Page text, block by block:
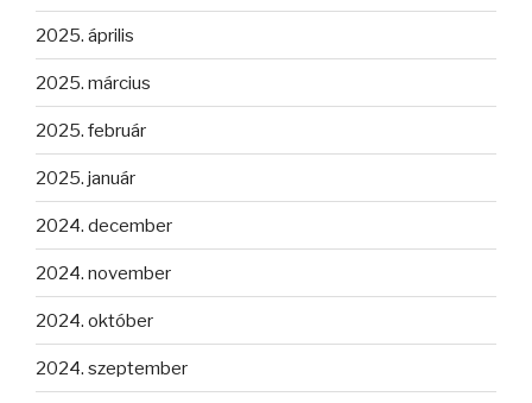
2025. április
2025. március
2025. február
2025. január
2024. december
2024. november
2024. október
2024. szeptember